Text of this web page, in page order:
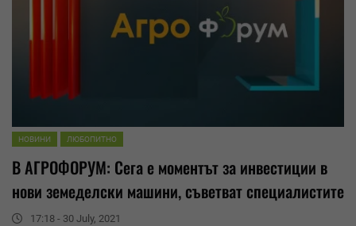
НОВИНИ ЛЮБОПИТНО
В АГРОФОРУМ: Сега е моментът за инвестиции в
нови земеделски машини, съветват специалистите
17:18 - 30 July, 2021